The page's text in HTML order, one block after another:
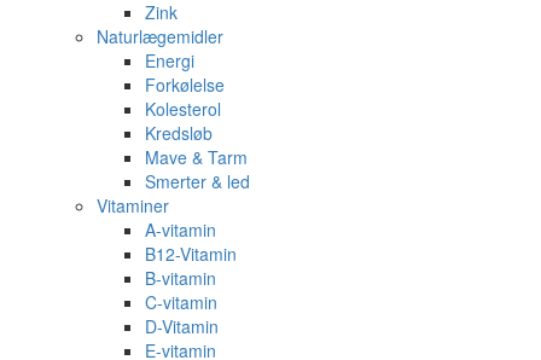
Zink
Naturlægemidler
Energi
Forkølelse
Kolesterol
Kredsløb
Mave & Tarm
Smerter & led
Vitaminer
A-vitamin
B12-Vitamin
B-vitamin
C-vitamin
D-Vitamin
E-vitamin